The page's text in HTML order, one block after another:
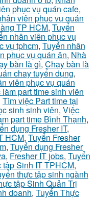
phục vụ quán cafe,
viên phục vụ quán
TP HCM, Tuyển
nhân viên phục vụ
vụ tphcm, Tuyển nhân
phục vụ quán ăn, Nhà
bàn là gì, Chạy bàn là
chay tuyển dụng,
viên phục vụ quán
part time sinh viên
Tìm việc Part time tại
sinh sinh viên, Việc
part time Bình Thạnh,
dụng Fresher IT,
HCM, Tuyển Fresher
, Tuyển dụng Fresher
, Fresher IT jobs, Tuyển
tập Sinh IT TPHCM,
thực tập sinh ngành
tập Sinh Quản Trị
doanh, Tuyển Thực